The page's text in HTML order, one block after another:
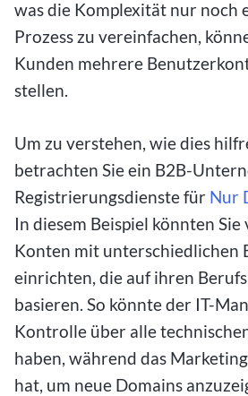
was die Komplexität nur noch
Prozess zu vereinfachen,
Kunden mehrere
stellen.
Um zu verstehen, wie dies
betrachten Sie ein B2B-
Registrierungsdienste für Nur
In diesem Beispiel könnten
Konten mit unterschiedlichen
einrichten, die auf ihren
basieren. So könnte der IT-
Kontrolle über alle
haben, während das
hat, um neue Domains